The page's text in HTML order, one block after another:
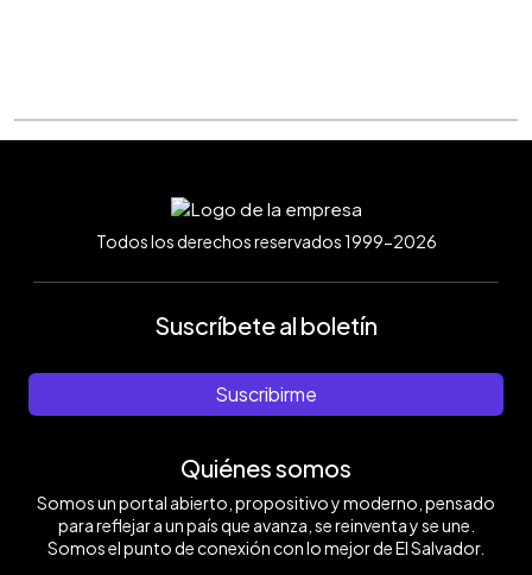
Todos los derechos reservados 1999-2026
Suscríbete al boletín
Suscribirme
Quiénes somos
Somos un portal abierto, propositivo y moderno, pensado
para reflejar a un país que avanza, se reinventa y se une.
Somos el punto de conexión con lo mejor de El Salvador.